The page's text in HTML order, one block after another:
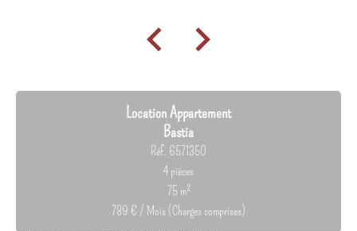
Location Appartement
Bastia
Réf. 6571350
4 pièces
75 m²
789 € / Mois (Charges comprises)